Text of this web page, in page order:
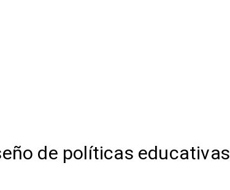
de políticas educativas